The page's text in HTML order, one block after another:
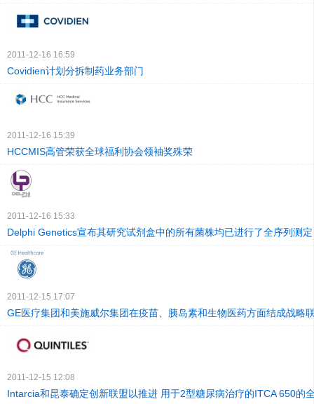
2011-12-16 16:59
Covidien计划分拆制药业务部门
2011-12-16 15:39
HCCMIS高管荣获全球福利协会领袖奖殊荣
2011-12-16 15:33
Delphi Genetics宣布其研究试剂盒中的所有菌株均已进行了全序列测定
2011-12-15 17:07
GE医疗集团和美施威尔集团在疫苗、胰岛素和生物医药方面结成战略
2011-12-15 12:08
Intarcia和昆泰确定创新联盟以推进 用于2型糖尿病治疗的ITCA 650的